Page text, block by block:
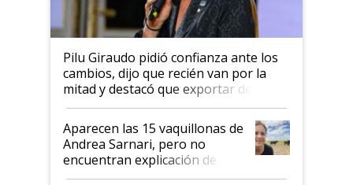
Pilu Giraudo pidió confianza ante los
cambios, dijo que recién van por la
mitad y destacó que exportar dejó de
ser "para unos pocos": "Tenemos un
mandato muy claro del gobierno
nacional"
Aparecen las 15 vaquillonas de
Andrea Sarnari, pero no
encuentran explicación de
cómo llegaron allí